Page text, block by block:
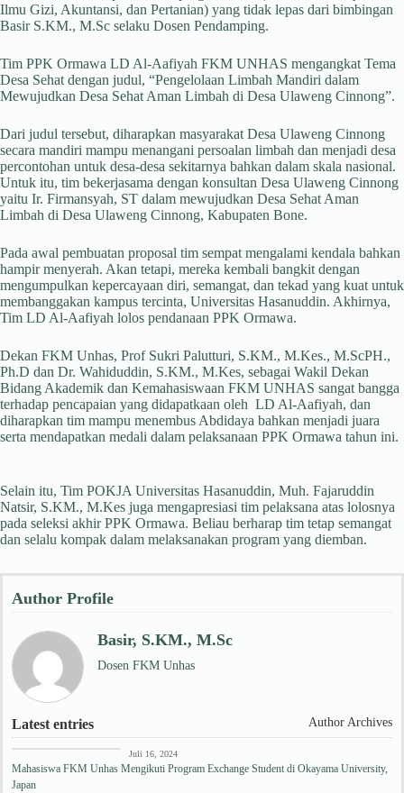
Ilmu Gizi, Akuntansi, dan Pertanian) yang tidak lepas dari bimbingan
Basir S.KM., M.Sc selaku Dosen Pendamping.
Tim PPK Ormawa LD Al-Aafiyah FKM UNHAS mengangkat Tema
Desa Sehat dengan judul, “Pengelolaan Limbah Mandiri dalam
Mewujudkan Desa Sehat Aman Limbah di Desa Ulaweng Cinnong”.
Dari judul tersebut, diharapkan masyarakat Desa Ulaweng Cinnong
secara mandiri mampu menangani persoalan limbah dan menjadi desa
percontohan untuk desa-desa sekitarnya bahkan dalam skala nasional.
Untuk itu, tim bekerjasama dengan konsultan Desa Ulaweng Cinnong
yaitu Ir. Firmansyah, ST dalam mewujudkan Desa Sehat Aman
Limbah di Desa Ulaweng Cinnong, Kabupaten Bone.
Pada awal pembuatan proposal tim sempat mengalami kendala bahkan
hampir menyerah. Akan tetapi, mereka kembali bangkit dengan
mengumpulkan kepercayaan diri, semangat, dan tekad yang kuat untuk
membanggakan kampus tercinta, Universitas Hasanuddin. Akhirnya,
Tim LD Al-Aafiyah lolos pendanaan PPK Ormawa.
Dekan FKM Unhas, Prof Sukri Palutturi, S.KM., M.Kes., M.ScPH.,
Ph.D dan Dr. Wahiduddin, S.KM., M.Kes, sebagai Wakil Dekan
Bidang Akademik dan Kemahasiswaan FKM UNHAS sangat bangga
terhadap pencapaian yang didapatkaan oleh LD Al-Aafiyah, dan
diharapkan tim mampu menembus Abdidaya bahkan menjadi juara
serta mendapatkan medali dalam pelaksanaan PPK Ormawa tahun ini.
Selain itu, Tim POKJA Universitas Hasanuddin, Muh. Fajaruddin
Natsir, S.KM., M.Kes juga mengapresiasi tim pelaksana atas lolosnya
pada seleksi akhir PPK Ormawa. Beliau berharap tim tetap semangat
dan selalu kompak dalam melaksanakan program yang diemban.
Author Profile
Basir, S.KM., M.Sc
Dosen FKM Unhas
Latest entries Author Archives
Juli 16, 2024
Mahasiswa FKM Unhas Mengikuti Program Exchange Student di Okayama University,
Japan